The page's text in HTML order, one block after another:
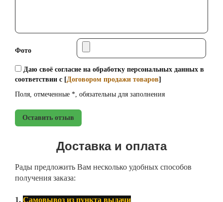
Фото
Даю своё согласие на обработку персональных данных в
соответствии с [Договором продажи товаров]
Поля, отмеченные *, обязательны для заполнения
Оставить отзыв
Доставка и оплата
Рады предложить Вам несколько удобных способов
получения заказа:
1. Самовывоз из пункта выдачи